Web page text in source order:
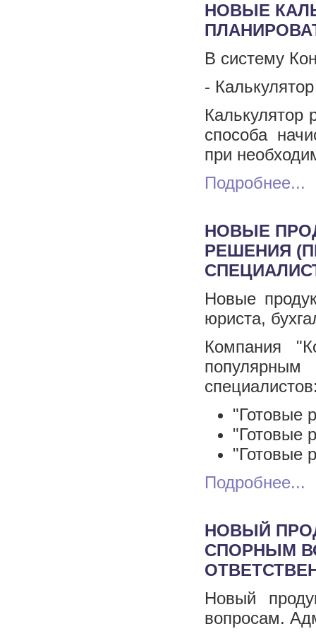
НОВЫЕ
В систему
-
Калькулятор
способа
при
Подробнее...
НОВЫЕ
РЕШЕНИЯ
Новые
юриста,
Компания
"Готовые
"Готовые
"Готовые
Подробнее...
НОВЫЙ
СПОРНЫМ
Новый
вопросам.